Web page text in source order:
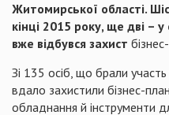
Житомирської області.
кінці 2015 року, ще дві –
вже відбувся захист
Зі 135 осіб, що брали
вдало захистили бізнес-
обладнання й інструменти